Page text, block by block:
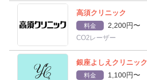
高須クリニック
料金 2,200円〜
CO2レーザー
銀座よしえクリニック
料金 1,100円〜